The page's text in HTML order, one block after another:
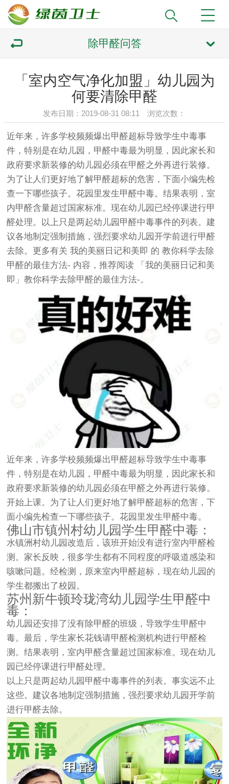
除甲醛问答
「室内空气净化加盟」幼儿园为
何要清除甲醛
发布日期：2019-08-31 08:11 浏览次数：
近年来，许多学校频频爆出甲醛超标导致学生中毒事
件，特别是在幼儿园，甲醛中毒最为明显，因此家长和
政府要求新装修的幼儿园必须在甲醛之外再进行装修。
为了让人们更好地了解甲醛超标的危害，下面小编先检
查一下哪些孩子。花园里发生甲醛中毒。结果表明，室
内甲醛含量超过国家标准。现在幼儿园已经停课进行甲
醛处理。以上只是两起幼儿园甲醛中毒事件的列表。建
议各地制定强制措施，强烈要求幼儿园开学前进行甲醛
去除。更多有关我的美丽日记和美即 的教你科学去除
甲醛的最佳方法- 内容，推荐阅读
「我的美丽日记和美
即」教你科学去除甲醛的最佳方法-。
近年来，许多学校频频爆出甲醛超标导致学生中毒事
件，特别是在幼儿园，甲醛中毒最为明显，因此家长和
政府要求新装修的幼儿园必须在甲醛之外再进行装修。
开始上课。为了让人们更好地了解甲醛超标的危害，下
面小编先检查一下哪些孩子。花园里发生甲醛中毒。
佛山市镇州村幼儿园学生甲醛中毒：
水镇洲村幼儿园改造后，该班开始没有进行室内甲醛检
测。家长反映，很多学生都有不同程度的呼吸道感染和
咳嗽问题。经检测，原来室内甲醛超标，现在幼儿园的
学生都搬出了校园。
苏州新牛顿玲珑湾幼儿园学生甲醛中
毒：
幼儿园还安排了没有除甲醛的班级，导致学生甲醛中
毒。最后，学生家长花钱请甲醛检测机构进行甲醛检
测。结果表明，室内甲醛含量超过国家标准。现在幼儿
园已经停课进行甲醛处理。
以上只是两起幼儿园甲醛中毒事件的列表。事实远不止
这些。建议各地制定强制措施，强烈要求幼儿园开学前
进行甲醛去除。